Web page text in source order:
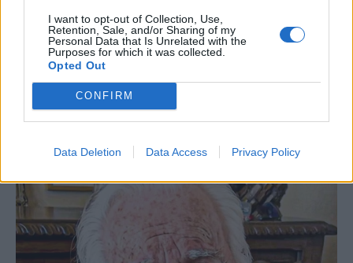
I want to opt-out of Collection, Use,
Retention, Sale, and/or Sharing of my
Personal Data that Is Unrelated with the
Purposes for which it was collected.
Opted Out
CONFIRM
Data Deletion Data Access Privacy Policy